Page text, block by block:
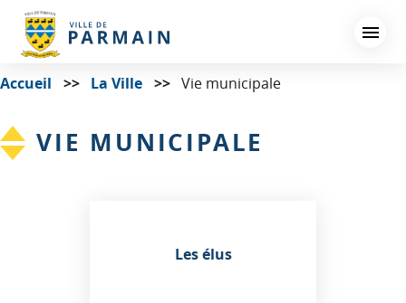
principal
Accueil La Ville Vie municipale
VIE MUNICIPALE
Les élus